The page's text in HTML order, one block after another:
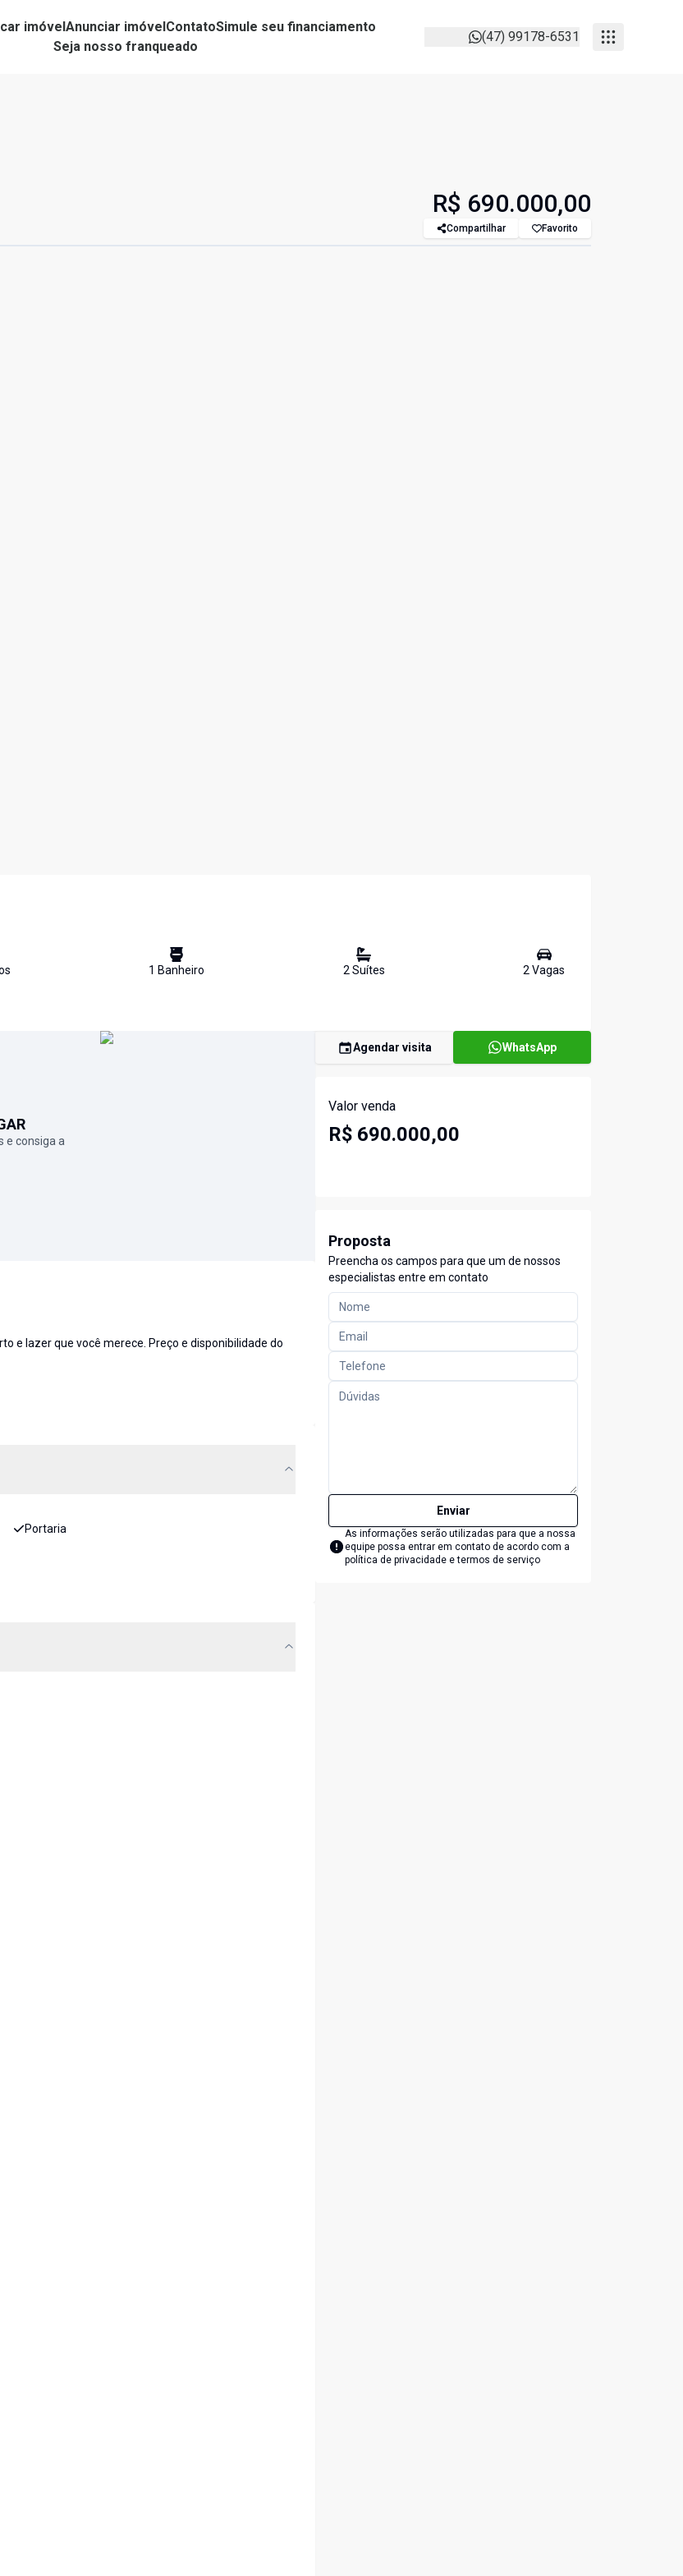
imóvelAnunciar imóvelContatoSimule seu financiamento
Seja nosso franqueado
(47) 99178-6531
R$ 690.000,00
Compartilhar Favorito
s 1 Banheiro 2Suítes 2Vagas
e consiga a
e lazer que você merece. Preço e disponibilidade do
Portaria
Agendar visita WhatsApp
Valor venda
R$ 690.000,00
Proposta
Preencha os campos para que um de nossos
especialistas entre em contato
Enviar
As informações serão utilizadas para que a nossa
equipe possa entrar em contato de acordo com a
política de privacidade e termos de serviço